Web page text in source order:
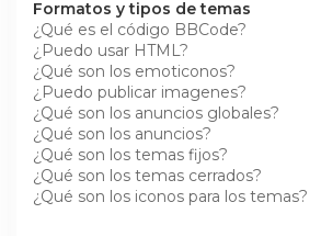
Formatos y tipos de temas
¿Qué es el código BBCode?
¿Puedo usar HTML?
¿Qué son los emoticonos?
¿Puedo publicar imagenes?
¿Qué son los anuncios globales?
¿Qué son los anuncios?
¿Qué son los temas fijos?
¿Qué son los temas cerrados?
¿Qué son los iconos para los temas?